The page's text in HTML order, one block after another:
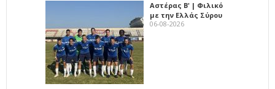
Αστέρας Β' | Φιλικό
με την Ελλάς Σύρου
06-08-2026